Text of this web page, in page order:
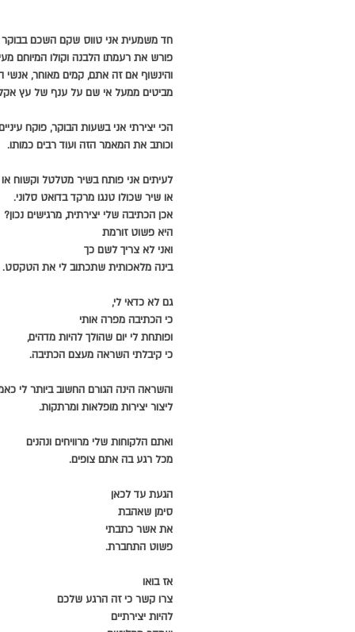
חד משמעית אני טווס שקם השכם בבוקר
פורש את רעמתו הלבנה וקולו המיוחם
והינשוף אם זה אתם, קמים מאוחר, אנשי
מביטים ממעל אי שם על ענף של עץ
הכי יצירתי אני בשעות הבוקר, פוקח
וכותב את המאמר הזה ועוד רבים כמותו.
לעיתים אני פותח בשיר מטלטל וקשוח
או שיר שכולו טנגו מרקד בדואט סלוני.
אכן הכתיבה שלי יצירתית, מרגישים נכון?
היא פשוט זורמת
ואני לא צריך לשם כך
בינה מלאכותית שתכתוב לי את הטקסט.
גם לא כדאי לי,
כי הכתיבה מפרה אותי
ופותחת לי יום שהולך להיות מדהים,
כי קיבלתי השראה מעצם הכתיבה.
והשראה הינה הגורם החשוב ביותר לי
ליצור יצירות מופלאות ומרתקות.
ואתם הלקוחות שלי מרוויחים ונהנים
מכל רגע בה אתם צופים.
הגעת עד לכאן
סימן שאהבת
את אשר כתבתי
פשוט התחברת.
אז בואו
צרו קשר כי זה הרגע שלכם
להיות יצירתיים